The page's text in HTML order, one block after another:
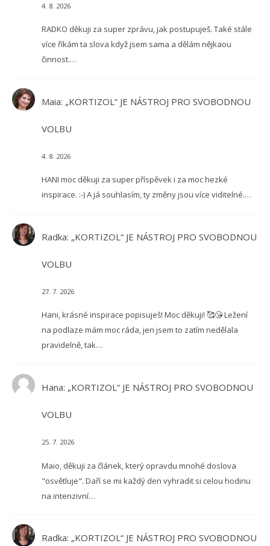
4. 8. 2026
RADKO děkuji za super zprávu, jak postupuješ. Také stále
více říkám ta slova když jsem sama a dělám nějkaou
činnost.…
Maia: „KORTIZOL“ JE NÁSTROJ PRO SVOBODNOU
VOLBU
4. 8. 2026
HANI moc děkuji za super příspěvek i za moc hezké
inspirace. :-) A já souhlasím, ty změny jsou více viditelné.…
Radka: „KORTIZOL“ JE NÁSTROJ PRO SVOBODNOU
VOLBU
27. 7. 2026
Hani, krásné inspirace popisuješ! Moc děkuji! 🥰😘 Ležení
na podlaze mám moc ráda, jen jsem to zatím nedělala
pravidelně, tak…
Hana: „KORTIZOL“ JE NÁSTROJ PRO SVOBODNOU
VOLBU
25. 7. 2026
Maio, děkuji za článek, který opravdu mnohé doslova
"osvětluje". Daří se mi každý den vyhradit si celou hodinu
na intenzivní…
Radka: „KORTIZOL“ JE NÁSTROJ PRO SVOBODNOU